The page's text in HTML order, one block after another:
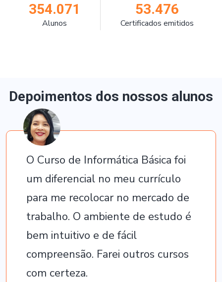
354.071
Alunos
53.476
Certificados emitidos
Depoimentos dos nossos alunos
O Curso de Informática Básica foi
um diferencial no meu currículo
para me recolocar no mercado de
trabalho. O ambiente de estudo é
bem intuitivo e de fácil
compreensão. Farei outros cursos
com certeza.